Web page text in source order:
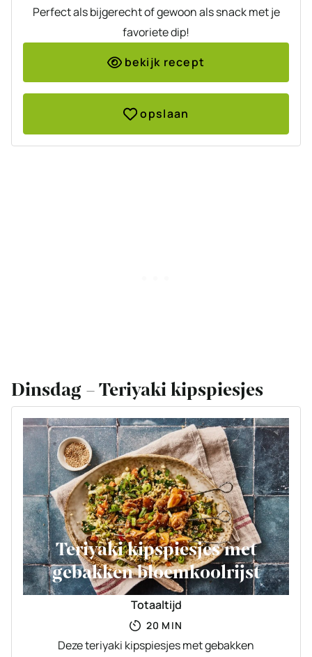
Perfect als bijgerecht of gewoon als snack met je
favoriete dip!
bekijk recept
opslaan
Dinsdag – Teriyaki kipspiesjes
Teriyaki kipspiesjes met
gebakken bloemkoolrijst
Totaaltijd
20 MINUTEN
MIN
Deze teriyaki kipspiesjes met gebakken